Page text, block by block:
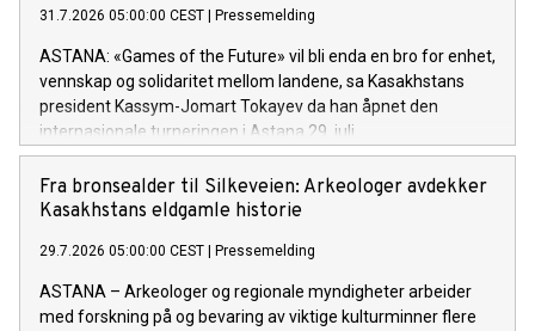
31.7.2026 05:00:00 CEST Pressemelding
ASTANA: «Games of the Future» vil bli enda en bro for enhet,
vennskap og solidaritet mellom landene, sa Kasakhstans
president Kassym-Jomart Tokayev da han åpnet den
internasjonale turneringen i Astana 29. juli.
Fra bronsealder til Silkeveien: Arkeologer avdekker
Kasakhstans eldgamle historie
29.7.2026 05:00:00 CEST Pressemelding
ASTANA – Arkeologer og regionale myndigheter arbeider
med forskning på og bevaring av viktige kulturminner flere